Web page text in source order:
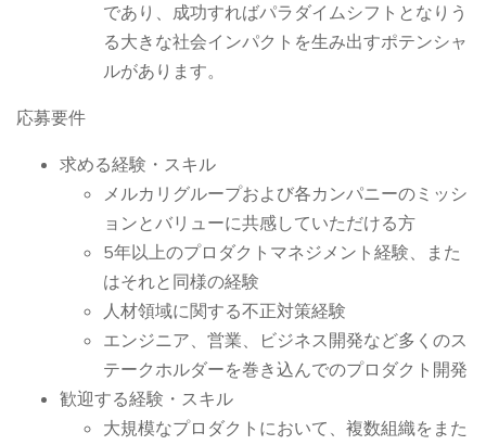
であり、成功すればパラダイムシフトとなりう
る大きな社会インパクトを生み出すポテンシャ
ルがあります。
応募要件
求める経験・スキル
メルカリグループおよび各カンパニーのミッシ
ョンとバリューに共感していただける方
5年以上のプロダクトマネジメント経験、また
はそれと同様の経験
人材領域に関する不正対策経験
エンジニア、営業、ビジネス開発など多くのス
テークホルダーを巻き込んでのプロダクト開発
歓迎する経験・スキル
大規模なプロダクトにおいて、複数組織をまた